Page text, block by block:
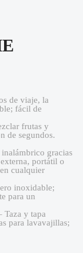
de viaje, la
fácil de
frutas y
de segundos.
gracias
portátil o
cualquier
inoxidable;
para un
y tapa
para lavavajillas;